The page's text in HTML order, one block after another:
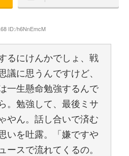
ID:/h6NnEmcM
るにけんかでしょ、戦
に思うんですけど、
一生懸命勉強するんで
。勉強して、最後ミサ
やん。話し合いで済む
いを吐露。「嫌ですや
ースで流れてくるの。